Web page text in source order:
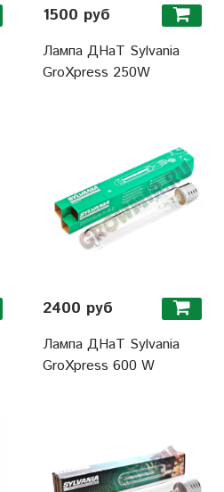
1500 руб
Лампа ДНаТ Sylvania
GroXpress 250W
2400 руб
Лампа ДНаТ Sylvania
GroXpress 600 W